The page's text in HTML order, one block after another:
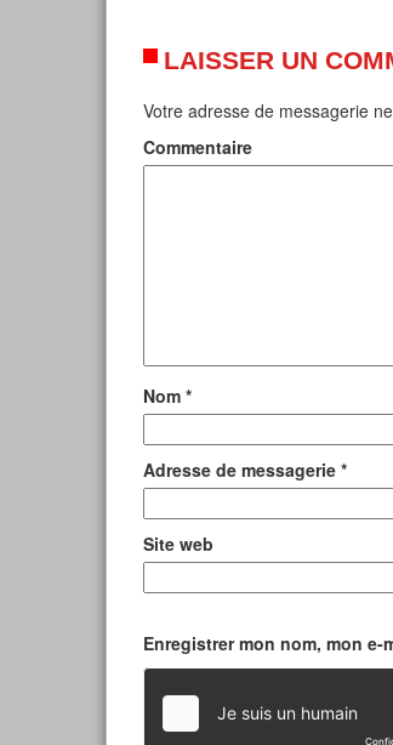
LAISSER UN
Votre adresse de messagerie
Commentaire
Nom *
Adresse de messagerie *
Site web
Enregistrer mon nom, mon